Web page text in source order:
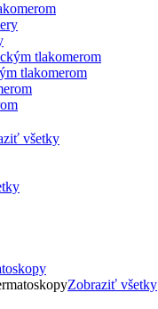
tlakomerom
všetky
Zobraziť všetky